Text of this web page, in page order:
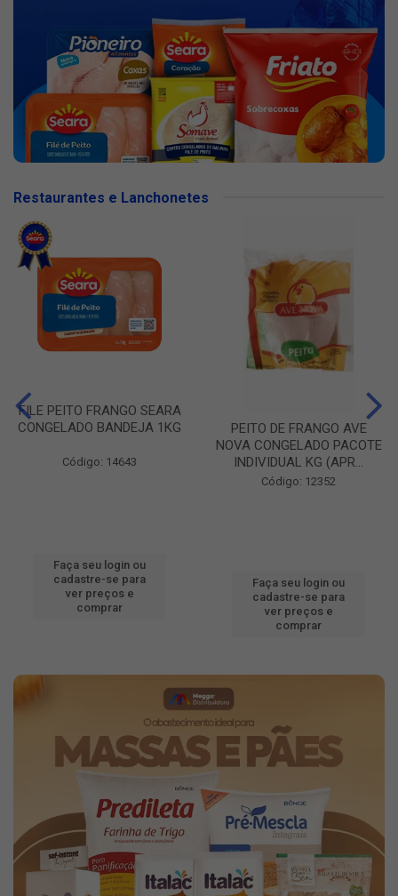
Restaurantes e Lanchonetes
FILE PEITO FRANGO SEARA
CONGELADO BANDEJA 1KG
Código: 14643
Faça seu login ou
cadastre-se para
ver preços e
comprar
PEITO DE FRANGO AVE
NOVA CONGELADO PACOTE
INDIVIDUAL KG (APR...
Código: 12352
Faça seu login ou
cadastre-se para
ver preços e
comprar